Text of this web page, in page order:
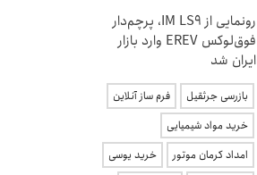
رونمایی از IM LS9، پرچم‌دار
فوق‌لوکس EREV وارد بازار
ایران شد
بازرسی جرثقیل
فرم ساز آنلاین
خرید مواد شیمیایی
امداد کرمان موتور
خرید یوسی